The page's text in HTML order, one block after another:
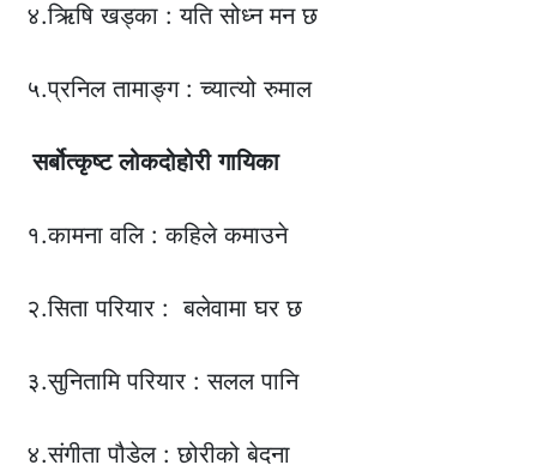
४.ऋिषि खड्का : यति सोध्न मन छ
५.प्रनिल तामाङ्ग : च्यात्यो रुमाल
सर्बोत्कृष्ट लोकदोहोरी गायिका
१.कामना वलि : कहिले कमाउने
२.सिता परियार : बलेवामा घर छ
३.सुनितामि परियार : सलल पानि
४.संगीता पौडेल : छोरीको बेदना